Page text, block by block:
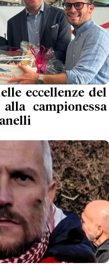
eccellenze del
campionessa